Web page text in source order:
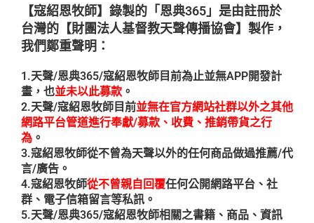
【寇紹恩牧師】錄製的「恩典365」是由註冊於
台灣的【財團法人基督教天聲傳播協會】製作，
我們鄭重聲明：
1.天聲/恩典365/寇紹恩牧師目前為止並無APP開發計
畫，也並未以此募款 。
2.天聲/寇紹恩牧師目前並無在官方網站社群以外之其他
網路平台管道進行奉獻/募款、收費、推銷帶貨之行
為 。
3.寇紹恩牧師從不曾為天聲以外的任何商品做過推薦/代
言/廣告。
4.寇紹恩牧師從不曾親自回覆任何公開網路平台、社
群、電子信箱留言等私訊。
5.天聲/恩典365/寇紹恩牧師相關之書籍、商品、資訊